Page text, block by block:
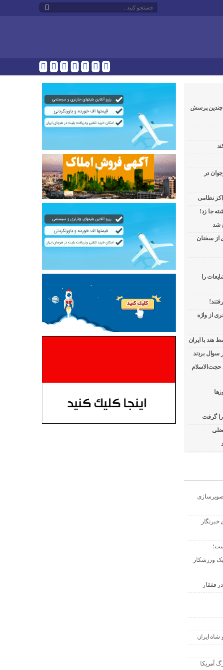
چندین پرسش
در
نظامی
جا زد!
شد
از سخنان
را
از واژه
هند با ایران
حجت‌الاسلام
را گرفت
یک ورزشکار
قفقاز
ایران
آمریکا